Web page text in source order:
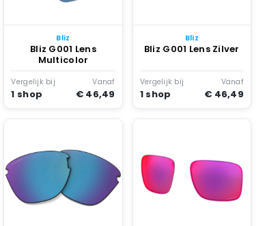
Bliz
Bliz G001 Lens
Multicolor
Vergelijk bij
1 shop
Vanaf
€ 46,49
Bliz
Bliz G001 Lens Zilver
Vergelijk bij
1 shop
Vanaf
€ 46,49